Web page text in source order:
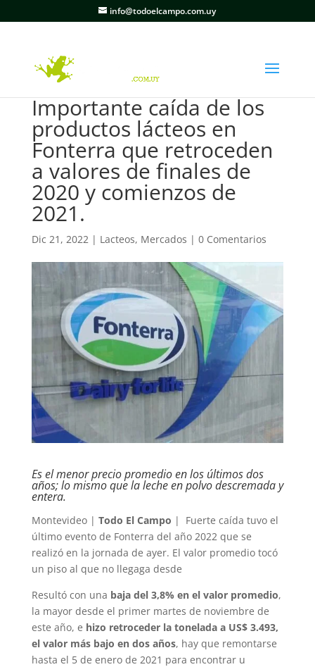
info@todoelcampo.com.uy
Importante caída de los
productos lácteos en
Fonterra que retroceden
a valores de finales de
2020 y comienzos de
2021.
Dic 21, 2022| Lacteos, Mercados | 0 Comentarios
Es el menor precio promedio en los últimos dos
años; lo mismo que la leche en polvo descremada y
entera.
Montevideo | Todo El Campo | Fuerte caída tuvo el
último evento de Fonterra del año 2022 que se
realizó en la jornada de ayer. El valor promedio tocó
un piso al que no llegaga desde
Resultó con una baja del 3,8% en el valor promedio,
la mayor desde el primer martes de noviembre de
este año, e hizo retroceder la tonelada a US$ 3.493,
el valor más bajo en dos años, hay que remontarse
hasta el 5 de enero de 2021 para encontrar u